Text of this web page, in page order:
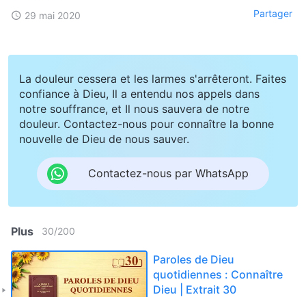
29 mai 2020 Partager
La douleur cessera et les larmes s'arrêteront. Faites
confiance à Dieu, Il a entendu nos appels dans
notre souffrance, et Il nous sauvera de notre
douleur. Contactez-nous pour connaître la bonne
nouvelle de Dieu de nous sauver.
Contactez-nous par WhatsApp
Plus 30/200
Paroles de Dieu
quotidiennes : Connaître
Dieu | Extrait 30